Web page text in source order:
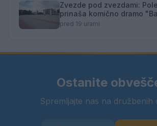
Zvezde pod zvezdami:
prinaša komično dramo
pred 19 urami
Ostanite
Spremljajte nas na družbenih